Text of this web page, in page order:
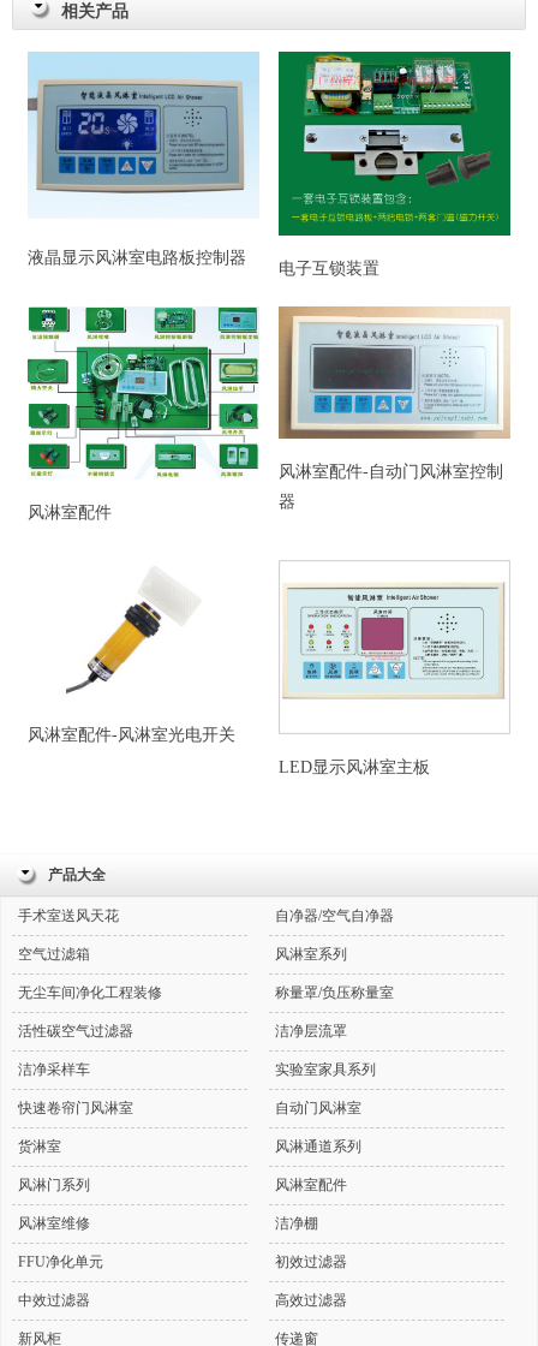
相关产品
液晶显示风淋室电路板控制器
电子互锁装置
风淋室配件
风淋室配件-自动门风淋室控制
器
风淋室配件-风淋室光电开关
LED显示风淋室主板
产品大全
手术室送风天花 自净器/空气自净器
空气过滤箱 风淋室系列
无尘车间净化工程装修 称量罩/负压称量室
活性碳空气过滤器 洁净层流罩
洁净采样车 实验室家具系列
快速卷帘门风淋室 自动门风淋室
货淋室 风淋通道系列
风淋门系列 风淋室配件
风淋室维修 洁净棚
FFU净化单元 初效过滤器
中效过滤器 高效过滤器
新风柜 传递窗